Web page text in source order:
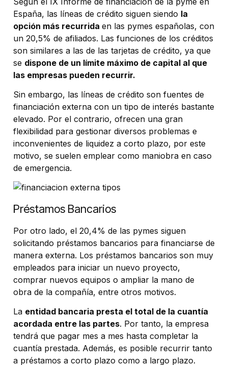
España, las líneas de crédito siguen siendo la
opción más recurrida en las pymes españolas, con
un 20,5% de afiliados. Las funciones de los créditos
son similares a las de las tarjetas de crédito, ya que
se dispone de un límite máximo de capital al que
las empresas pueden recurrir.
Sin embargo, las líneas de crédito son fuentes de
financiación externa con un tipo de interés bastante
elevado. Por el contrario, ofrecen una gran
flexibilidad para gestionar diversos problemas e
inconvenientes de liquidez a corto plazo, por este
motivo, se suelen emplear como maniobra en caso
de emergencia.
Préstamos Bancarios
Por otro lado, el 20,4% de las pymes siguen
solicitando préstamos bancarios para financiarse de
manera externa. Los préstamos bancarios son muy
empleados para iniciar un nuevo proyecto,
comprar nuevos equipos o ampliar la mano de
obra de la compañía, entre otros motivos.
La entidad bancaria presta el total de la cuantía
acordada entre las partes. Por tanto, la empresa
tendrá que pagar mes a mes hasta completar la
cuantía prestada. Además, es posible recurrir tanto
a préstamos a corto plazo como a largo plazo.